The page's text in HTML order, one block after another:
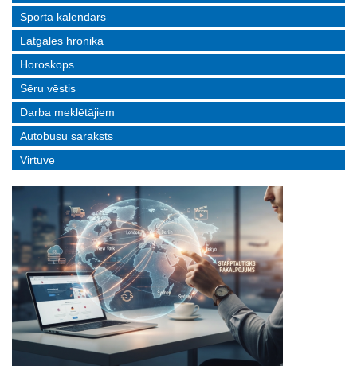
Sporta kalendārs
Latgales hronika
Horoskops
Sēru vēstis
Darba meklētājiem
Autobusu saraksts
Virtuve